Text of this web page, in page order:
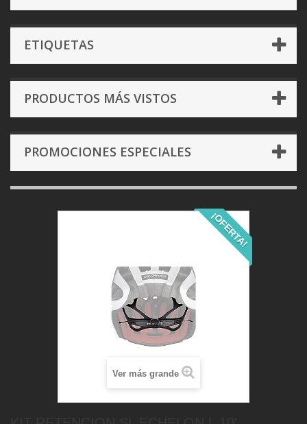
ETIQUETAS
PRODUCTOS MÁS VISTOS
PROMOCIONES ESPECIALES
¡OFERTA!
Ver más grande